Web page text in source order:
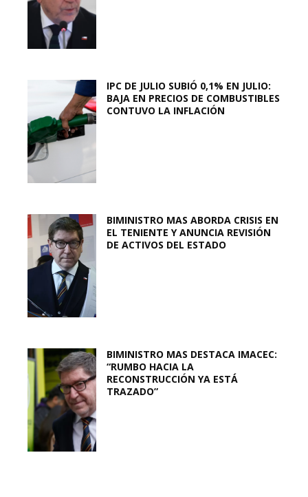
IPC DE JULIO SUBIÓ 0,1% EN JULIO:
BAJA EN PRECIOS DE COMBUSTIBLES
CONTUVO LA INFLACIÓN
BIMINISTRO MAS ABORDA CRISIS EN
EL TENIENTE Y ANUNCIA REVISIÓN
DE ACTIVOS DEL ESTADO
BIMINISTRO MAS DESTACA IMACEC:
“RUMBO HACIA LA
RECONSTRUCCIÓN YA ESTÁ
TRAZADO”